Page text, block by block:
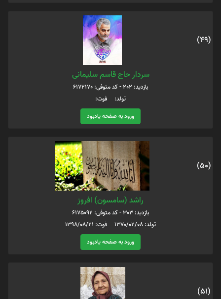
(49)
سردار حاج قاسم سلیمانی
بازدید: 202 - کد متوفی: 6172170
تولد: فوت:
ورود به صفحه یادبود
(50)
راشد (سامسون) افروز
بازدید: 303 - کد متوفی: 6175092
تولد: 1370/02/08 فوت: 1398/08/21
ورود به صفحه یادبود
(51)